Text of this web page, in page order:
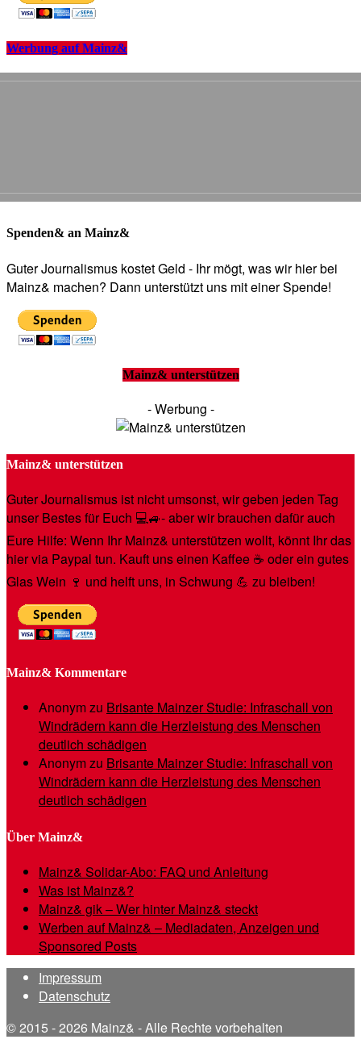
Werbung auf Mainz&
Spenden& an Mainz&
Guter Journalismus kostet Geld - Ihr mögt, was wir hier bei
Mainz& machen? Dann unterstützt uns mit einer Spende!
Mainz& unterstützen
- Werbung -
Mainz& unterstützen
Guter Journalismus ist nicht umsonst, wir geben jeden Tag
unser Bestes für Euch 💻🚙- aber wir brauchen dafür auch
Eure Hilfe: Wenn Ihr Mainz& unterstützen wollt, könnt Ihr das
hier via Paypal tun. Kauft uns einen Kaffee ☕️ oder ein gutes
Glas Wein 🍷 und helft uns, in Schwung 💪 zu bleiben!
Mainz& Kommentare
Anonymzu Brisante Mainzer Studie: Infraschall von
Windrädern kann die Herzleistung des Menschen
deutlich schädigen
Anonymzu Brisante Mainzer Studie: Infraschall von
Windrädern kann die Herzleistung des Menschen
deutlich schädigen
Über Mainz&
Mainz& Solidar-Abo: FAQ und Anleitung
Was ist Mainz&?
Mainz& gik – Wer hinter Mainz& steckt
Werben auf Mainz& – Mediadaten, Anzeigen und
Sponsored Posts
Impressum
Datenschutz
© 2015 - 2026 Mainz& - Alle Rechte vorbehalten